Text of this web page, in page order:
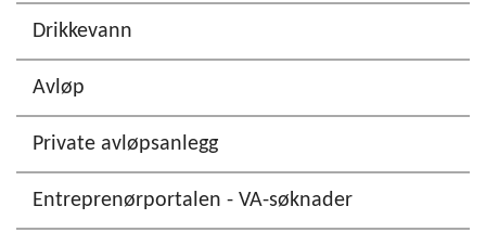
Drikkevann
Avløp
Private avløpsanlegg
Entreprenørportalen - VA-søknader